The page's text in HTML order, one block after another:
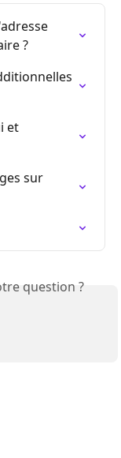
?
et
sur
question ?